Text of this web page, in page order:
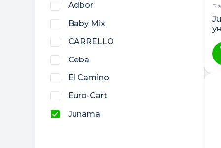
Adbor
Baby Mix
CARRELLO
Ceba
El Camino
Euro-Cart
Junama